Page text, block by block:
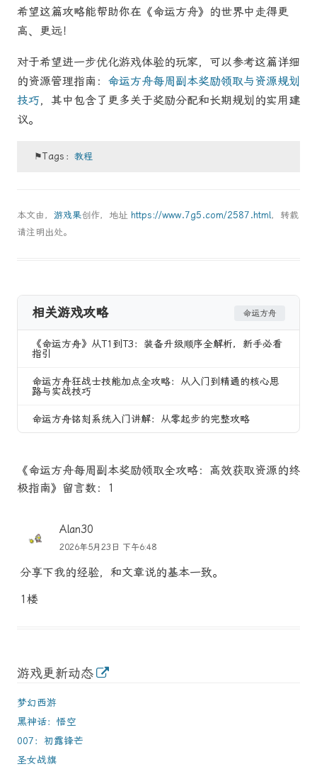
希望这篇攻略能帮助你在《命运方舟》的世界中走得更
高、更远！
对于希望进一步优化游戏体验的玩家，可以参考这篇详细
的资源管理指南： 命运方舟每周副本奖励领取与资源规划
技巧，其中包含了更多关于奖励分配和长期规划的实用建
议。
⚑Tags：教程
本文由， 游戏果创作，地址 https://www.7g5.com/2587.html，转载
请注明出处。
相关游戏攻略 命运方舟
《命运方舟》从T1到T3：装备升级顺序全解析，新手必看
指引
命运方舟狂战士技能加点全攻略：从入门到精通的核心思
路与实战技巧
命运方舟铭刻系统入门讲解：从零起步的完整攻略
《命运方舟每周副本奖励领取全攻略：高效获取资源的终
极指南》留言数：1
Alan30
2026年5月23日 下午6:48
分享下我的经验，和文章说的基本一致。
1楼
游戏更新动态
梦幻西游
黑神话：悟空
007：初露锋芒
圣女战旗